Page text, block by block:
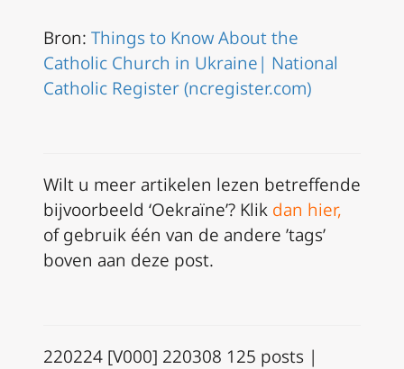
Bron: Things to Know About the
Catholic Church in Ukraine| National
Catholic Register (ncregister.com)
Wilt u meer artikelen lezen betreffende
bijvoorbeeld ‘Oekraïne’? Klik dan hier,
of gebruik één van de andere ’tags’
boven aan deze post.
220224 [V000] 220308 125 posts |